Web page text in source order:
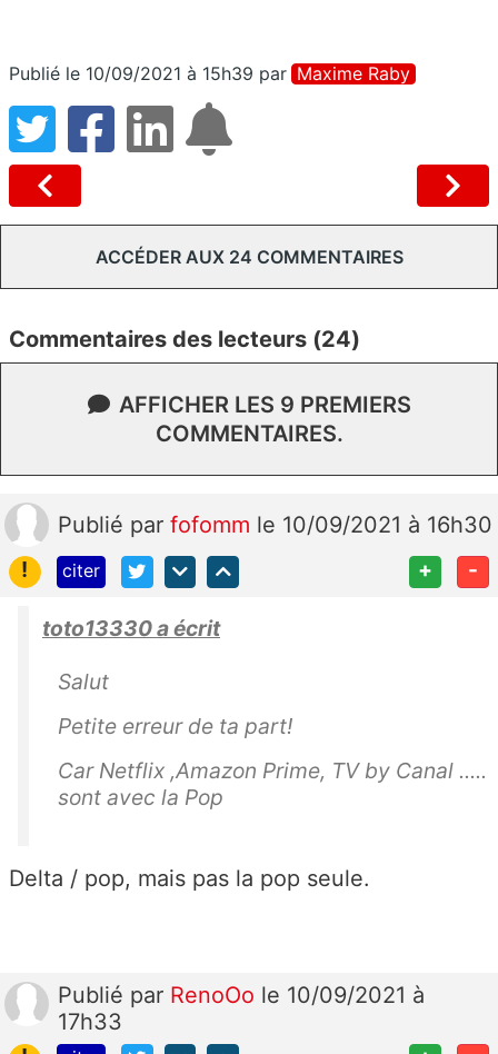
Publié le 10/09/2021 à 15h39 par Maxime Raby
ACCÉDER AUX 24 COMMENTAIRES
Commentaires des lecteurs (24)
AFFICHER LES 9 PREMIERS
COMMENTAIRES.
Publié par fofomm le 10/09/2021 à 16h30
!
citer + -
toto13330 a écrit
Salut
Petite erreur de ta part!
Car Netflix ,Amazon Prime, TV by Canal .....
sont avec la Pop
Delta / pop, mais pas la pop seule.
Publié par RenoOo le 10/09/2021 à
17h33